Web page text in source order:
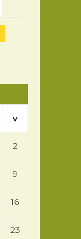
v
2
9
16
23